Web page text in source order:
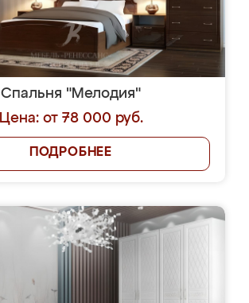
Спальня "Мелодия"
Цена: от 78 000 руб.
ПОДРОБНЕЕ